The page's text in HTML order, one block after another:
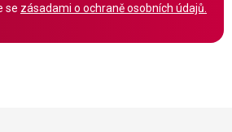
se zásadami o ochraně osobních údajů.